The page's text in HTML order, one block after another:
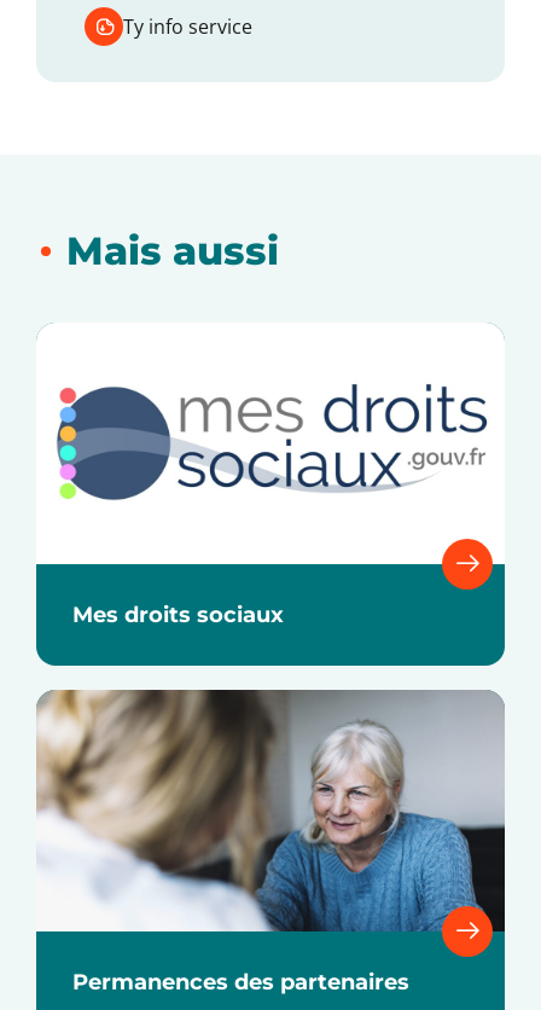
Ty info service
Mais aussi
Mes droits sociaux
Permanences des partenaires